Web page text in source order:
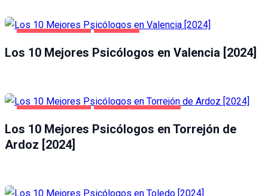
Los 10 Mejores Psicólogos en Valencia [2024]
Los 10 Mejores Psicólogos en Torrejón de
Ardoz [2024]